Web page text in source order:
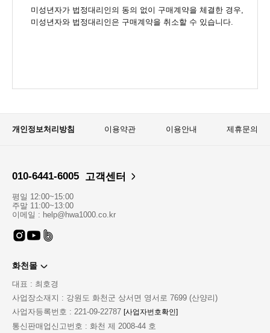
미성년자가 법정대리인의 동의 없이 구매계약을 체결한 경우,
미성년자와 법정대리인은 구매계약을 취소할 수 있습니다.
개인정보처리방침 이용약관 이용안내 제휴문의
010-6441-6005 고객센터
평일 12:00~15:00
주말 11:00~13:00
이메일 : help@hwa1000.co.kr
화천몰
대표 : 최호경
사업장소재지 : 강원도 화천군 상서면 영서로 7699 (산양리)
사업자등록번호 : 221-09-22787 [사업자번호확인]
통신판매업신고번호 : 화천 제 2008-44 호